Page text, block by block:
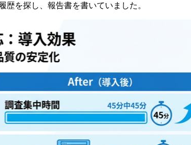
を探し、報告書を書いていました。